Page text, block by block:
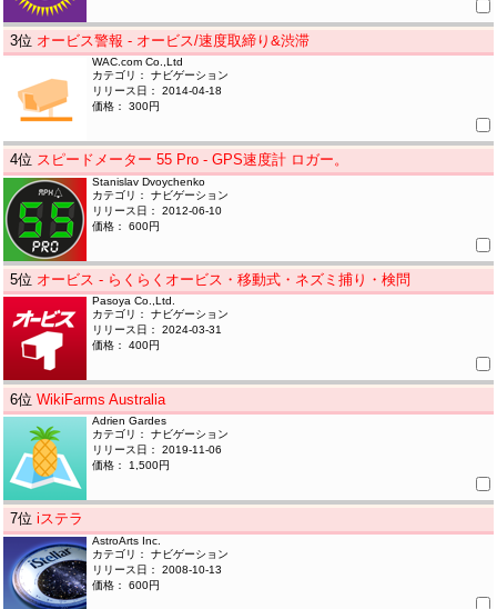
3位 オービス警報 - オービス/速度取締り&渋滞
WAC.com Co.,Ltd
カテゴリ： ナビゲーション
リリース日： 2014-04-18
価格： 300円
4位 スピードメーター 55 Pro - GPS速度計 ロガー。
Stanislav Dvoychenko
カテゴリ： ナビゲーション
リリース日： 2012-06-10
価格： 600円
5位 オービス - らくらくオービス・移動式・ネズミ捕り・検問
Pasoya Co.,Ltd.
カテゴリ： ナビゲーション
リリース日： 2024-03-31
価格： 400円
6位WikiFarms Australia
Adrien Gardes
カテゴリ： ナビゲーション
リリース日： 2019-11-06
価格： 1,500円
7位iステラ
AstroArts Inc.
カテゴリ： ナビゲーション
リリース日： 2008-10-13
価格： 600円